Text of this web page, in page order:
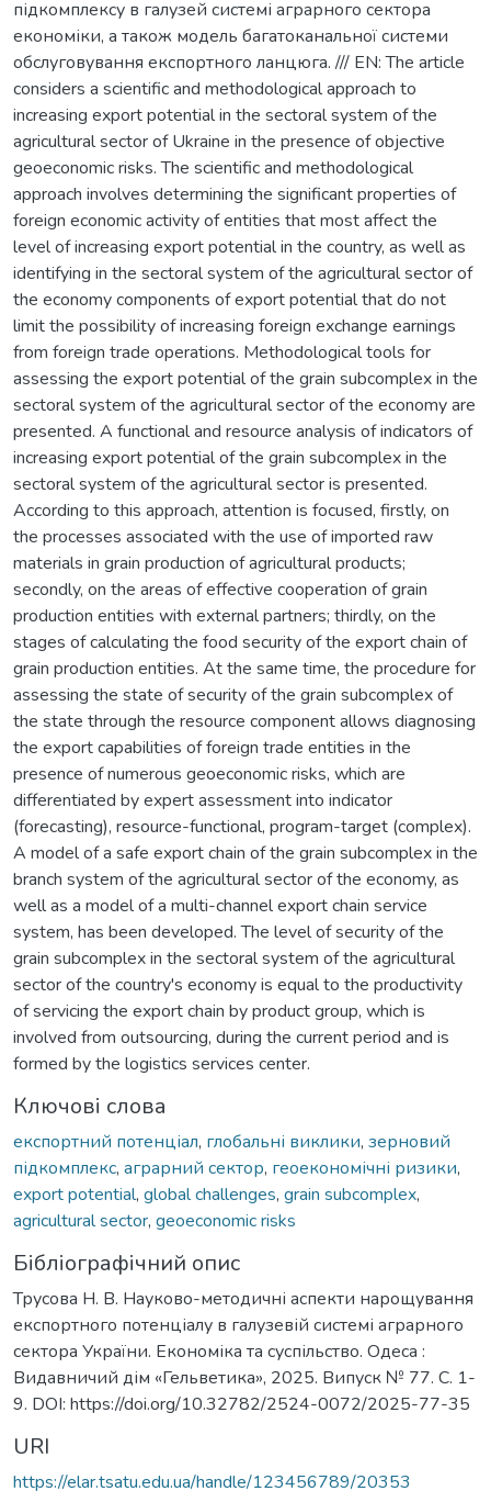
підкомплексу в галузей системі аграрного сектора
економіки, а також модель багатоканальної системи
обслуговування експортного ланцюга. /// EN: The article
considers a scientific and methodological approach to
increasing export potential in the sectoral system of the
agricultural sector of Ukraine in the presence of objective
geoeconomic risks. The scientific and methodological
approach involves determining the significant properties of
foreign economic activity of entities that most affect the
level of increasing export potential in the country, as well as
identifying in the sectoral system of the agricultural sector of
the economy components of export potential that do not
limit the possibility of increasing foreign exchange earnings
from foreign trade operations. Methodological tools for
assessing the export potential of the grain subcomplex in the
sectoral system of the agricultural sector of the economy are
presented. A functional and resource analysis of indicators of
increasing export potential of the grain subcomplex in the
sectoral system of the agricultural sector is presented.
According to this approach, attention is focused, firstly, on
the processes associated with the use of imported raw
materials in grain production of agricultural products;
secondly, on the areas of effective cooperation of grain
production entities with external partners; thirdly, on the
stages of calculating the food security of the export chain of
grain production entities. At the same time, the procedure for
assessing the state of security of the grain subcomplex of
the state through the resource component allows diagnosing
the export capabilities of foreign trade entities in the
presence of numerous geoeconomic risks, which are
differentiated by expert assessment into indicator
(forecasting), resource-functional, program-target (complex).
A model of a safe export chain of the grain subcomplex in the
branch system of the agricultural sector of the economy, as
well as a model of a multi-channel export chain service
system, has been developed. The level of security of the
grain subcomplex in the sectoral system of the agricultural
sector of the country's economy is equal to the productivity
of servicing the export chain by product group, which is
involved from outsourcing, during the current period and is
formed by the logistics services center.
Ключові слова
експортний потенціал, глобальні виклики, зерновий
підкомплекс, аграрний сектор, геоекономічні ризики,
export potential, global challenges, grain subcomplex,
agricultural sector, geoeconomic risks
Бібліографічний опис
Трусова Н. В. Науково-методичні аспекти нарощування
експортного потенціалу в галузевій системі аграрного
сектора України. Економіка та суспільство. Одеса :
Видавничий дім «Гельветика», 2025. Випуск № 77. С. 1-
9. DOI: https://doi.org/10.32782/2524-0072/2025-77-35
URI
https://elar.tsatu.edu.ua/handle/123456789/20353